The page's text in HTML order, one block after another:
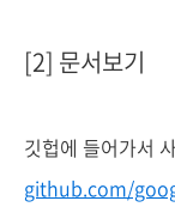
[2] 문서보기
깃헙에 들어가서
github.com/